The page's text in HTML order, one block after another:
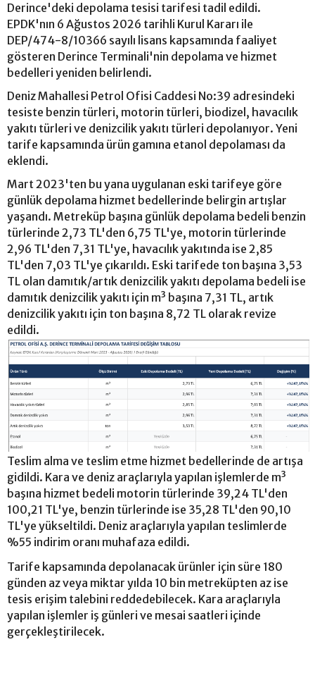
Derince'deki depolama tesisi tarifesi tadil edildi.
EPDK'nın 6 Ağustos 2026 tarihli Kurul Kararı ile
DEP/474-8/10366 sayılı lisans kapsamında faaliyet
gösteren Derince Terminali'nin depolama ve hizmet
bedelleri yeniden belirlendi.
Deniz Mahallesi Petrol Ofisi Caddesi No:39 adresindeki
tesiste benzin türleri, motorin türleri, biodizel, havacılık
yakıtı türleri ve denizcilik yakıtı türleri depolanıyor. Yeni
tarife kapsamında ürün gamına etanol depolaması da
eklendi.
Mart 2023'ten bu yana uygulanan eski tarifeye göre
günlük depolama hizmet bedellerinde belirgin artışlar
yaşandı. Metreküp başına günlük depolama bedeli benzin
türlerinde 2,73 TL'den 6,75 TL'ye, motorin türlerinde
2,96 TL'den 7,31 TL'ye, havacılık yakıtında ise 2,85
TL'den 7,03 TL'ye çıkarıldı. Eski tarifede ton başına 3,53
TL olan damıtık/artık denizcilik yakıtı depolama bedeli ise
damıtık denizcilik yakıtı için m³ başına 7,31 TL, artık
denizcilik yakıtı için ton başına 8,72 TL olarak revize
edildi.
Teslim alma ve teslim etme hizmet bedellerinde de artışa
gidildi. Kara ve deniz araçlarıyla yapılan işlemlerde m³
başına hizmet bedeli motorin türlerinde 39,24 TL'den
100,21 TL'ye, benzin türlerinde ise 35,28 TL'den 90,10
TL'ye yükseltildi. Deniz araçlarıyla yapılan teslimlerde
%55 indirim oranı muhafaza edildi.
Tarife kapsamında depolanacak ürünler için süre 180
günden az veya miktar yılda 10 bin metreküpten az ise
tesis erişim talebini reddedebilecek. Kara araçlarıyla
yapılan işlemler iş günleri ve mesai saatleri içinde
gerçekleştirilecek.